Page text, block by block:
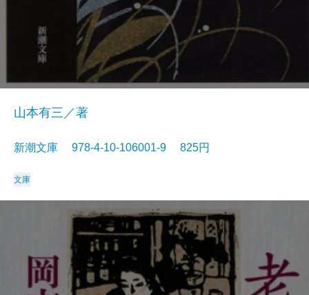
山本有三／著
新潮文庫 978-4-10-106001-9 825円
文庫